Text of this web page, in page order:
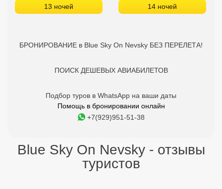
13 ночей 14 ночей
БРОНИРОВАНИЕ в Blue Sky On Nevsky БЕЗ ПЕРЕЛЕТА!
ПОИСК ДЕШЕВЫХ АВИАБИЛЕТОВ
Подбор туров в WhatsApp на ваши даты
Помощь в бронировании онлайн
+7(929)951-51-38
Blue Sky On Nevsky - отзывы
туристов